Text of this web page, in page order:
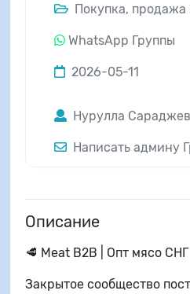
Покупка, продажа
WhatsApp Группы
2026-05-11
Нурулла Сараджев
Написать админу
Описание
🥩 Meat B2B | Опт мясо СНГ
Закрытое сообщество